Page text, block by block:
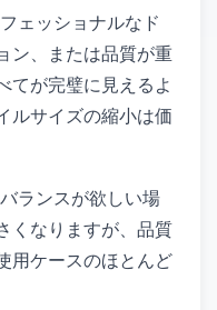
ェッショナルなド
ン、または品質が重
てが完璧に見えるよ
ルサイズの縮小は価
ランスが欲しい場
くなりますが、品質
用ケースのほとんど